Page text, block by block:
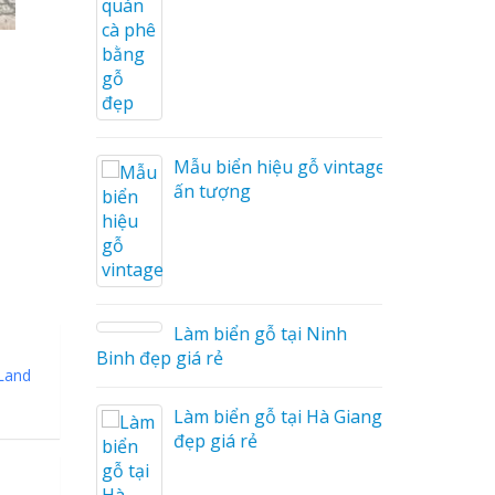
Mỹ
Mỏng
Mẫu biển hiệu gỗ vintage
ấn tượng
Làm biển gỗ tại Ninh
Binh đẹp giá rẻ
Làm biển gỗ tại Hà Giang
đẹp giá rẻ